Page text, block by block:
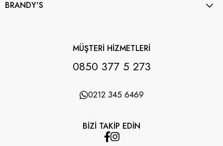
BRANDY'S
MÜŞTERİ HİZMETLERİ
0850 377 5 273
0212 345 6469
BİZİ TAKİP EDİN